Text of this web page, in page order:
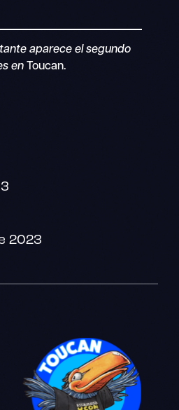
aparece el segundo
enToucan.
2023